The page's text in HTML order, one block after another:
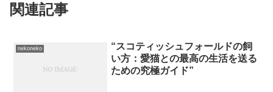
関連記事
nekoneko
“スコティッシュフォールドの飼
い方：愛猫との最高の生活を送る
ための究極ガイド”